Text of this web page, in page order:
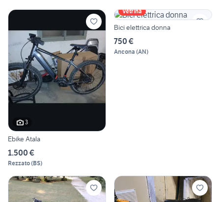
3
Ebike Atala
1.500 €
Rezzato(BS)
Vetrina
Bici elettrica donna
750 €
Ancona (AN)